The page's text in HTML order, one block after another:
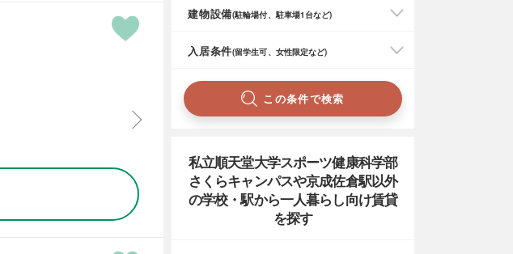
建物設備(駐輪場付、駐車場1台など)
入居条件(留学生可、女性限定など)
この条件で検索
私立順天堂大学スポーツ健康科学部
さくらキャンパスや京成佐倉駅以外
の学校・駅から一人暮らし向け賃貸
を探す